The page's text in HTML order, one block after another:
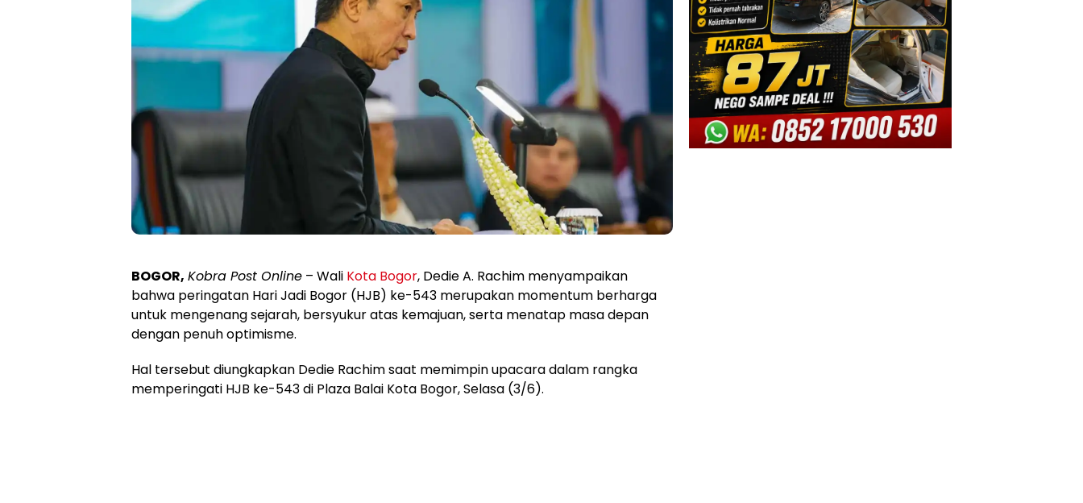
BOGOR, Kobra Post Online – Wali Kota Bogor, Dedie A. Rachim menyampaikan
bahwa peringatan Hari Jadi Bogor (HJB) ke-543 merupakan momentum berharga
untuk mengenang sejarah, bersyukur atas kemajuan, serta menatap masa depan
dengan penuh optimisme.
Hal tersebut diungkapkan Dedie Rachim saat memimpin upacara dalam rangka
memperingati HJB ke-543 di Plaza Balai Kota Bogor, Selasa (3/6).